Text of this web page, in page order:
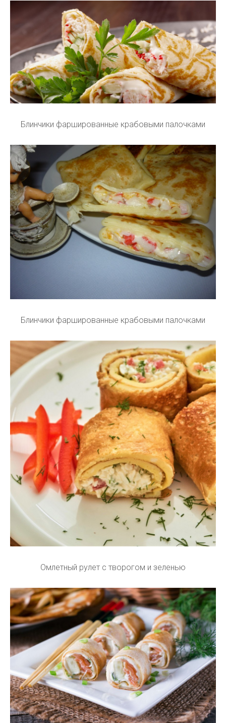
Блинчики фаршированные крабовыми палочками
Блинчики фаршированные крабовыми палочками
Омлетный рулет с творогом и зеленью